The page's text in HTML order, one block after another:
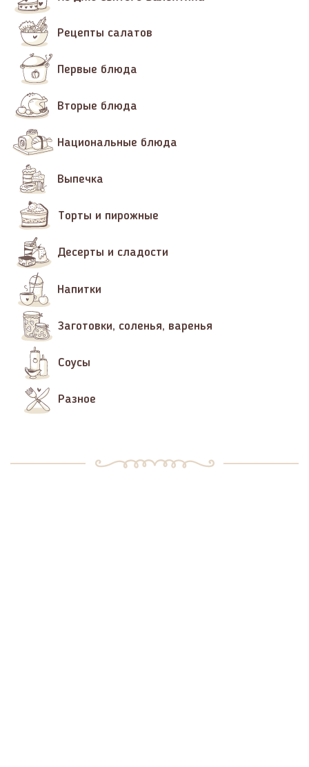
Рецепты салатов
Первые блюда
Вторые блюда
Национальные блюда
Выпечка
Торты и пирожные
Десерты и сладости
Напитки
Заготовки, соленья, варенья
Соусы
Разное